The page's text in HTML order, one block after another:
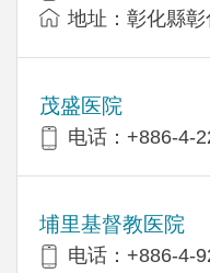
地址：彰化縣
茂盛医院
电话：+886-4-
埔里基督教医院
电话：+886-4-